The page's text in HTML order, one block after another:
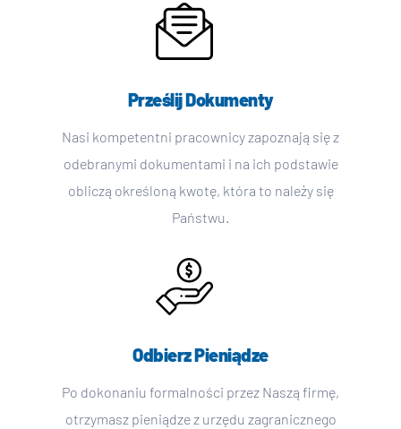
Prześlij Dokumenty
Nasi kompetentni pracownicy zapoznają się z
odebranymi dokumentami i na ich podstawie
obliczą określoną kwotę, która to należy się
Państwu.
Odbierz Pieniądze
Po dokonaniu formalności przez Naszą firmę,
otrzymasz pieniądze z urzędu zagranicznego